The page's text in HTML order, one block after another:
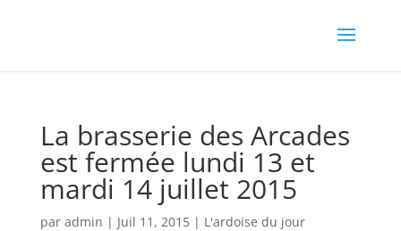
La brasserie des Arcades
est fermée lundi 13 et
mardi 14 juillet 2015
par admin | Juil 11, 2015| L'ardoise du jour